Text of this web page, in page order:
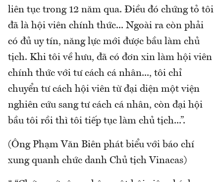
liên tục trong 12 năm qua. Điều đó chứng tỏ tôi
đã là hội viên chính thức... Ngoài ra còn phải
có đủ uy tín, năng lực mới được bầu làm chủ
tịch. Khi tôi về hưu, đã có đơn xin làm hội viên
chính thức với tư cách cá nhân..., tôi chỉ
chuyển tư cách hội viên từ đại diện một viện
nghiên cứu sang tư cách cá nhân, còn đại hội
bầu tôi rồi thì tôi tiếp tục làm chủ tịch...”.
(Ông Phạm Văn Biên phát biểu với báo chí
xung quanh chức danh Chủ tịch Vinacas)